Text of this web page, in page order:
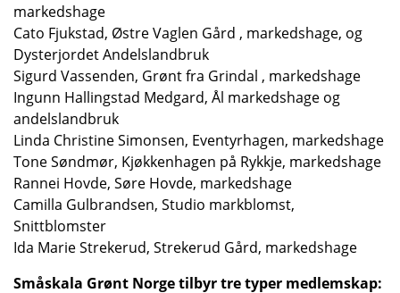
markedshage
Cato Fjukstad, Østre Vaglen Gård , markedshage, og
Dysterjordet Andelslandbruk
Sigurd Vassenden, Grønt fra Grindal , markedshage
Ingunn Hallingstad Medgard, Ål markedshage og
andelslandbruk
Linda Christine Simonsen, Eventyrhagen, markedshage
Tone Søndmør, Kjøkkenhagen på Rykkje, markedshage
Rannei Hovde, Søre Hovde, markedshage
Camilla Gulbrandsen, Studio markblomst,
Snittblomster
Ida Marie Strekerud, Strekerud Gård, markedshage
Småskala Grønt Norge tilbyr tre typer medlemskap: